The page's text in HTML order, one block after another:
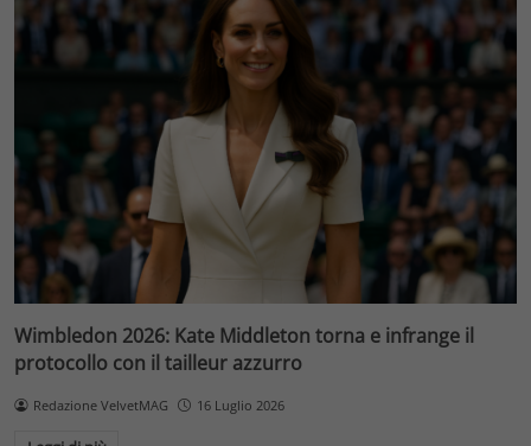
Wimbledon 2026: Kate Middleton torna e infrange il
protocollo con il tailleur azzurro
Redazione VelvetMAG 16 Luglio 2026